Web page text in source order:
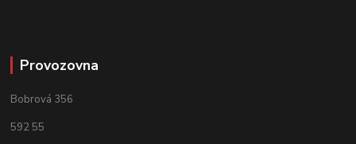
Provozovna
Bobrová 356
592 55